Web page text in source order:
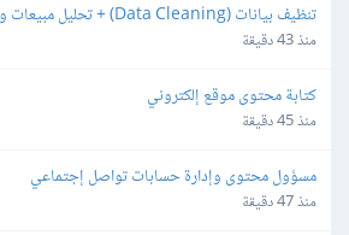
Products
منذ 43 دقيقة
كتابة محتوى موقع إلكتروني
منذ 45 دقيقة
مسؤول محتوى وإدارة حسابات تواصل إجتماعي
منذ 47 دقيقة